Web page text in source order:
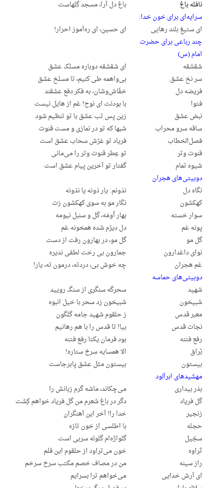
نافله باغ
باغ دل آرا، مسجد گلهاست
سرایه‌ای برای خون خدا:
ای ستیغ بلند رهایی
ای حسین، ای ره‌آموز احرار!
چند رباعی برای حضرت
امام (س)
شقشقه
ای شقشقه دوباره مسلک عشق
سر نخ عشق
بی‌واهمه طی کنیم، تا مسلخ عشق
فریضه دل
خفّاش‌وشان، به فکر دفع عشقند
فتوا
با بودنت ای نوح! غم از هایل نیست
نبض عشق
زین پس تب عشق با تو تنظیم شود
ساقه‌ سرو محراب
شبها که تو در نمازی و مست قنوت
فصل‌الخطاب
فریاد تو غرّش سحاب عشق است
قنوت وتر
تو عِطر قنوت وتر را می‌مانی
شیوه تمام
گفتار تو آخرین پیام عشق است
دوبیتی‌های هجران
نگاه دل
نذونم: یار ذونه یا نذونه
کهکشون
نگار مو به سوی کهکشون رَت
سوار خسته
بهار اُومَه، گل و سنبل نیومه
پونه غم
دل دیرُم شده همخونه غم
گل مو
گل مو، در بهارون رفت از دست
نوای داغدارون
جمارون بی رخت لطفی ندیره
غم هجران
چه خوش بی، دردته، درمون ته، یار!
دوبیتی‌های حماسه
شهید
سحرگه سنگری از سنگ رویید
شبیخون
شبیخون زد سحر با خیل انبوه
معبر قدس
ز حلقوم شهید جامه گلگون
نجات قدس
بیا! تا قدس را با هم رهانیم
رفع فتنه
بود فرمان یکتا رفع فتنه
بُراق
الا همسایه سرخ ستاره!
بیستون
بیستون مثل عشق پابرجاست
مهشیدهای ابرآلود
بذر بیداری
می‌چکاند، ماشه گرم زبانش را
گل فریاد
دگر در باغ شعرم من گل فریاد خواهم کِشت
زنجیر
خدا را! آخر این آهنگران
حجله
با اطلسی از خون تازه
سجّیل
گلواژه‌ام گلوله سربی است
تَراوه
خون می‌تراود از حلقوم این قلم
راز سینه
من در مصاف خصم مکتب سرخ سرخم
ای آرش خدایی
می‌خواهم ترا بسرایم